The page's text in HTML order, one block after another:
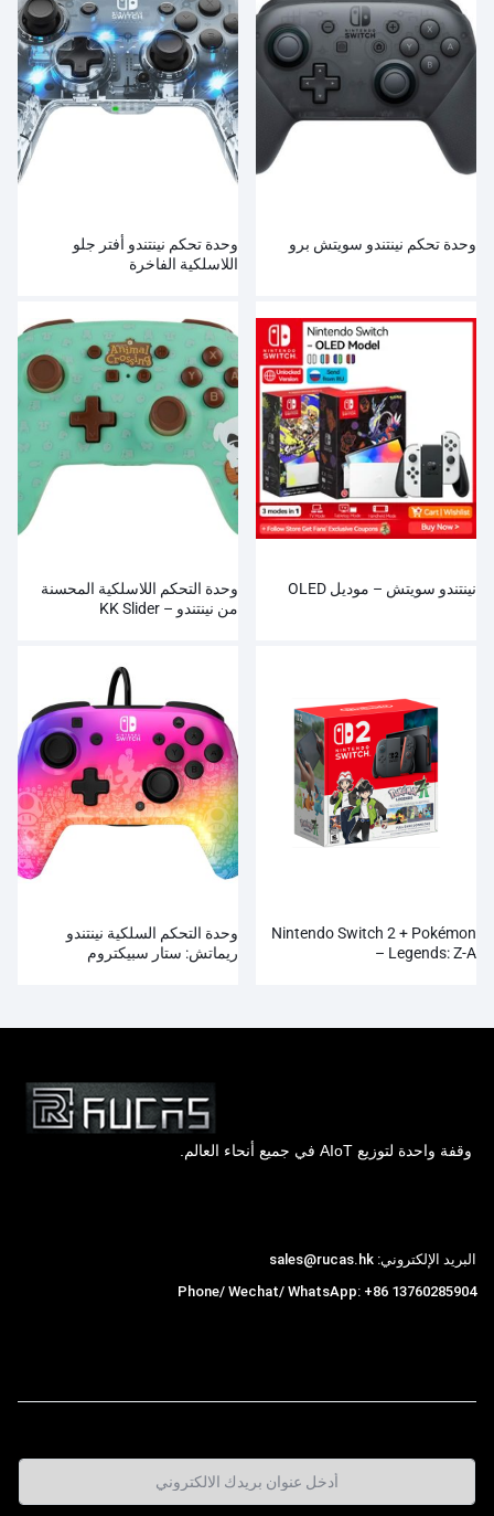
وحدة تحكم نينتندو سويتش برو
وحدة تحكم نينتندو أفتر جلو
اللاسلكية الفاخرة
نينتندو سويتش – موديل OLED
وحدة التحكم اللاسلكية المحسنة
من نينتندو – KK Slider
Nintendo Switch 2 + Pokémon
Legends: Z-A –
وحدة التحكم السلكية نينتندو
ريماتش: ستار سبيكتروم
وقفة واحدة لتوزيع AIoT في جميع أنحاء العالم.
البريد الإلكتروني: sales@rucas.hk
Phone/ Wechat/ WhatsApp: +86 13760285904